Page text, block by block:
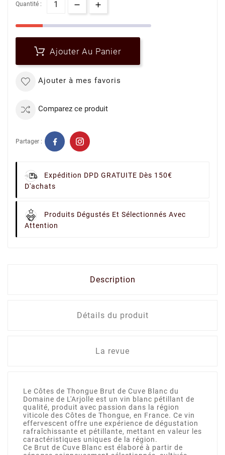
Quantité :
Ajouter Au Panier
Ajouter à mes favoris
Comparez ce produit
Partager :
Expédition DPD GRATUITE Dès 150€
D'achats
Produits Dégustés Et Sélectionnés Avec
Attention
Description
Détails du produit
La revue
Le Côtes de Thongue Brut de Cuve Blanc du
Domaine de L'Arjolle est un vin blanc pétillant de
qualité, produit avec passion dans la région
viticole des Côtes de Thongue, en France. Ce vin
effervescent offre une expérience de dégustation
rafraîchissante et pétillante, mettant en valeur les
caractéristiques uniques de la région.
Ce Brut de Cuve Blanc est élaboré à partir de